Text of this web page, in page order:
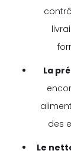
La
des
Le